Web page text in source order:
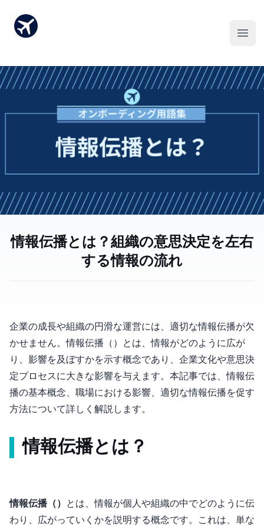
情報伝播とは？組織の意思決定を左右
する情報の流れ
企業の成長や組織の円滑な運営には、適切な情報伝播が欠
かせません。情報伝播（Information Propagation）とは、情報がどのように広が
り、影響を及ぼすかを示す概念であり、企業文化や意思決
定プロセスに大きな影響を与えます。本記事では、情報伝
播の基本概念、職場における影響、適切な情報伝播を促す
方法について詳しく解説します。
情報伝播とは？
情報伝播（Information Propagation）
とは、情報が個人や組織の中でどのように伝
わり、広がっていくかを説明する概念です。これは、単な